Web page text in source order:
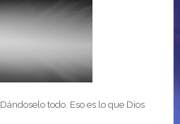
Dándoselo todo. Eso es lo que Dios